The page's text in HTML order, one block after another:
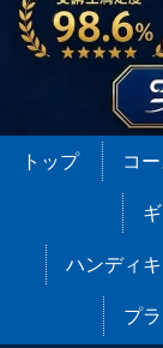
トップ コ
ハンディ
プ